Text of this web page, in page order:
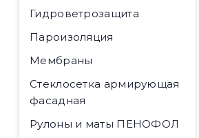
Гидроветрозащита
Пароизоляция
Мембраны
Стеклосетка армирующая
фасадная
Рулоны и маты ПЕНОФОЛ